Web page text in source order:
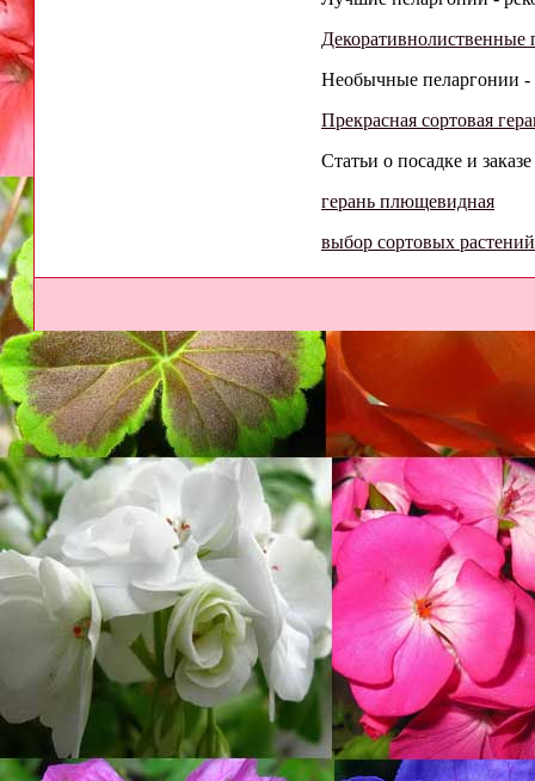
Необычные пеларгонии -
Прекрасная сортовая
Статьи о посадке и
герань плющевидная
выбор сортовых растений